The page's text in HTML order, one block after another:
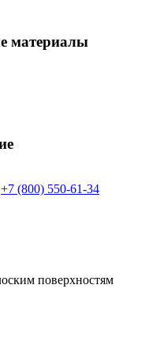
материалы
+7 (800) 550-61-34
поверхностям